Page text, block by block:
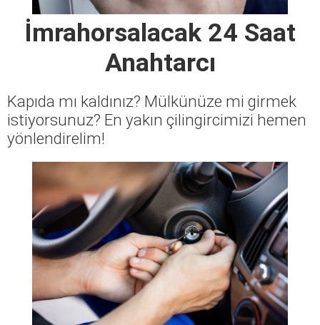
İmrahorsalacak 24 Saat
Anahtarcı
Kapıda mı kaldınız? Mülkünüze mi girmek
istiyorsunuz? En yakın çilingircimizi hemen
yönlendirelim!